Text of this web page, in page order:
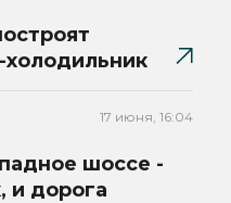
17 июня, 16:04
шоссе -
и дорога